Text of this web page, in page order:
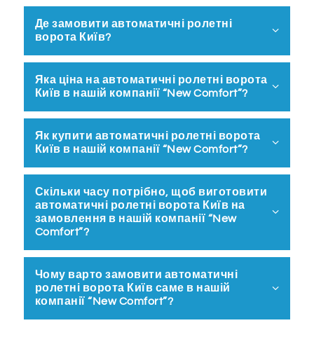
Де замовити автоматичні ролетні
ворота Київ?
Яка ціна на автоматичні ролетні ворота
Київ в нашій компанії “New Comfort”?
Як купити автоматичні ролетні ворота
Київ в нашій компанії “New Comfort”?
Скільки часу потрібно, щоб виготовити
автоматичні ролетні ворота Київ на
замовлення в нашій компанії “New
Comfort”?
Чому варто замовити автоматичні
ролетні ворота Київ саме в нашій
компанії “New Comfort”?